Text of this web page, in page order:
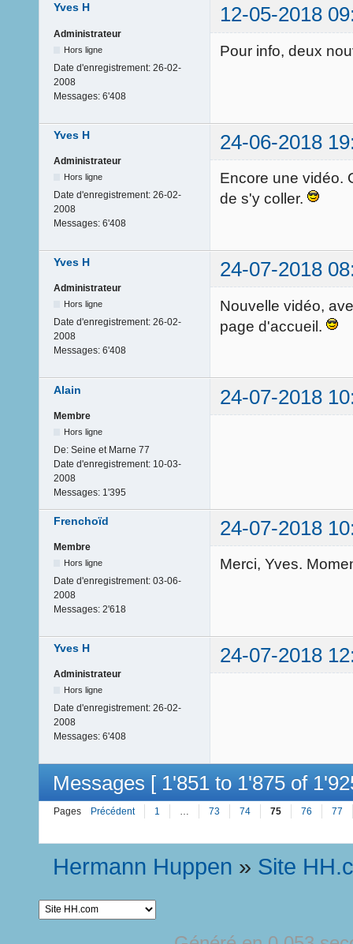
Yves H 12-05-2018
Administrateur
Hors ligne
Date d'enregistrement: 26-02-
2008
Messages: 6'408
Pour info, deux
Yves H 24-06-2018
Administrateur
Hors ligne
Date d'enregistrement: 26-02-
2008
Messages: 6'408
Encore une vidéo.
de s'y coller.
Yves H 24-07-2018
Administrateur
Hors ligne
Date d'enregistrement: 26-02-
2008
Messages: 6'408
Nouvelle vidéo,
page d'accueil.
Alain 24-07-2018
Membre
Hors ligne
De: Seine et Marne 77
Date d'enregistrement: 10-03-
2008
Messages: 1'395
Frenchoïd 24-07-2018
Membre
Hors ligne
Date d'enregistrement: 03-06-
2008
Messages: 2'618
Merci, Yves.
Yves H 24-07-2018
Administrateur
Hors ligne
Date d'enregistrement: 26-02-
2008
Messages: 6'408
Messages [ 1'851 to 1'875 of
Pages Précédent 1 … 73 74 75 76 77
Hermann Huppen » Site